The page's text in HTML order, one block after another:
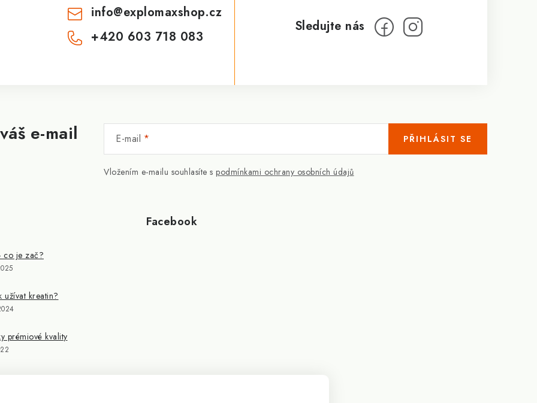
e-mail E-mail
Vložením e-mailu souhlasíte s podmínkami ochrany osobních údajů
PŘIHLÁSIT SE
info@explomaxshop.cz
+420 603 718 083
co je zač?
užívat kreatin?
prémiové kvality
Facebook